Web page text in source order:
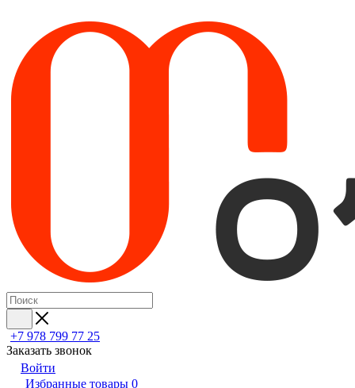
+7 978 799 77 25
Заказать звонок
Войти
Избранные товары 0